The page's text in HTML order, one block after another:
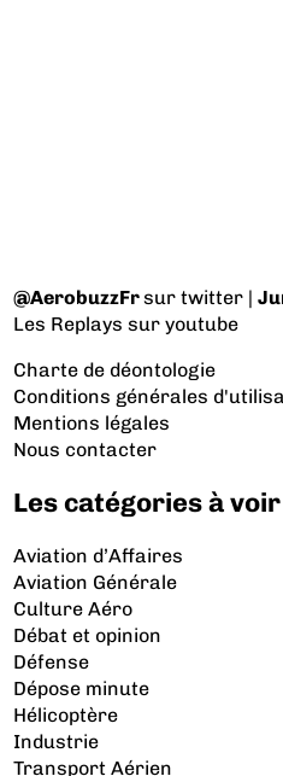
@AerobuzzFrsur twitter |
Les Replays sur youtube
Charte de déontologie
Conditions générales
Mentions légales
Nous contacter
Les catégories à voir
Aviation d’Affaires
Aviation Générale
Culture Aéro
Débat et opinion
Défense
Dépose minute
Hélicoptère
Industrie
Transport Aérien